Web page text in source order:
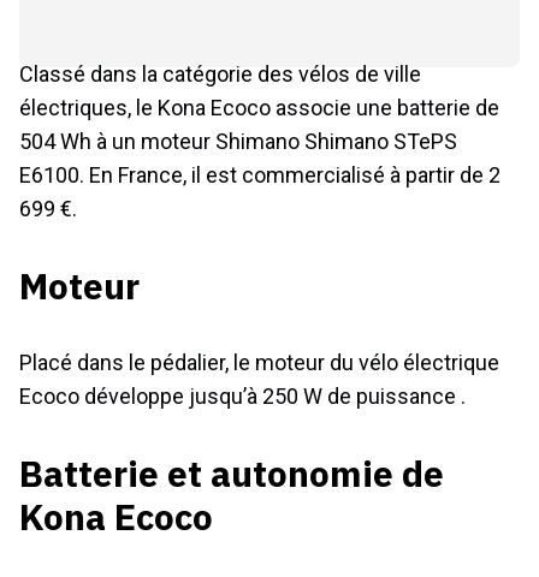
Classé dans la catégorie des vélos de ville
électriques, le Kona Ecoco associe une batterie de
504 Wh à un moteur Shimano Shimano STePS
E6100. En France, il est commercialisé à partir de 2
699 €.
Moteur
Placé dans le pédalier, le moteur du vélo électrique
Ecoco développe jusqu’à 250 W de puissance .
Batterie et autonomie de
Kona Ecoco